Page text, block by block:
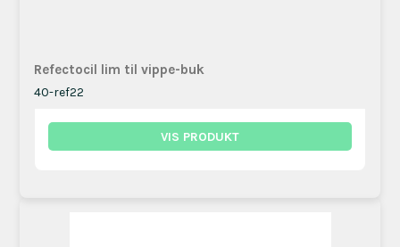
Refectocil lim til vippe-buk
40-ref22
VIS PRODUKT